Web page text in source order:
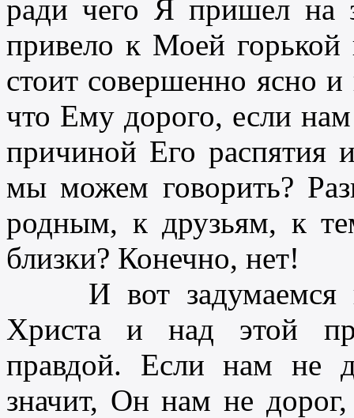
ради чего Я пришел на
привело к Моей
стоит совершенно ясно
что Ему дорого, если
причиной Его распятия
мы можем говорить?
родным, к друзьям, к
близки? Конечно, нет!
И вот задумаемся
Христа и над этой
правдой. Если нам не
значит, Он нам не